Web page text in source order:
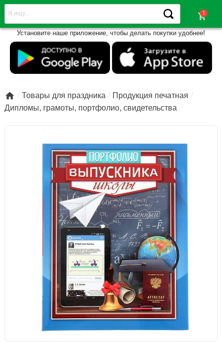
shopping_cart
Установите наше приложение, чтобы делать покупки удобнее!
 Товары для праздника
Продукция печатная
Дипломы, грамоты, портфолио, свидетельства